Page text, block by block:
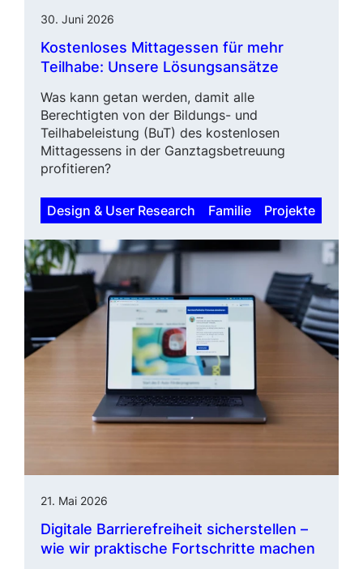
30. Juni 2026
Kostenloses Mittagessen für mehr
Teilhabe: Unsere Lösungsansätze
Was kann getan werden, damit alle
Berechtigten von der Bildungs- und
Teilhabeleistung (BuT) des kostenlosen
Mittagessens in der Ganztagsbetreuung
profitieren?
Design & User Research Familie Projekte
21. Mai 2026
Digitale Barrierefreiheit sicher­stel­len –
wie wir praktische Fortschritte machen